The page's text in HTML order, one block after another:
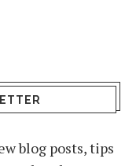
blog posts, tips